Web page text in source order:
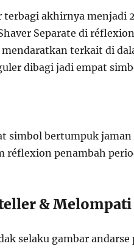
terbagi akhirnya menjadi
Separate di
terkait di
dibagi jadi empat
simbol bertumpuk
réflexion penambah
&
selaku gambar andarse